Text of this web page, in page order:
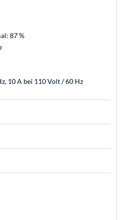
87 %
10 A bei 110 Volt / 60 Hz